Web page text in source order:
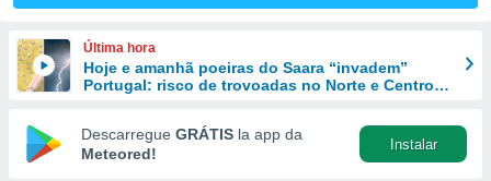
das
e
forma
digital
Última hora
Hoje e amanhã poeiras do Saara “invadem”
Portugal: risco de trovoadas no Norte e Centro
Descarregue GRÁTIS la app da
Meteored!
Instalar